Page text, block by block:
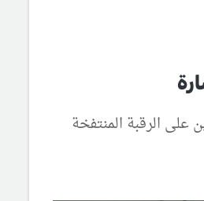
على الرقبة المنتفخة